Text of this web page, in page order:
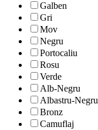
Galben
Gri
Mov
Negru
Portocaliu
Rosu
Verde
Alb-Negru
Albastru-Negru
Bronz
Camuflaj